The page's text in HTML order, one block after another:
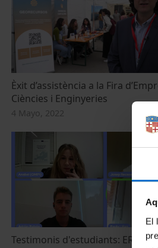
El
Èxit d’assistència a la Fira
Ciències i Enginyeries
4 Mayo, 2022
Testimonis d'estudiants: